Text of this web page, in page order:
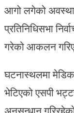
आगो लगेको
प्रतिनिधिसभा
गरेको आकलन
घटनास्थलमा
भेटिएको एसपी